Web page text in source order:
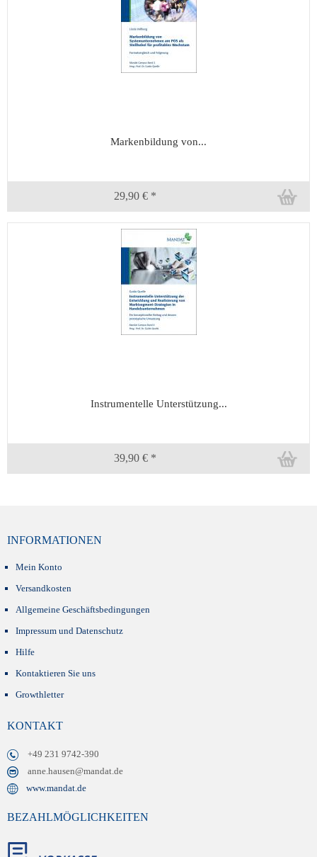
Markenbildung von...
29,90 € *
Instrumentelle Unterstützung...
39,90 € *
INFORMATIONEN
Mein Konto
Versandkosten
Allgemeine Geschäftsbedingungen
Impressum und Datenschutz
Hilfe
Kontaktieren Sie uns
Growthletter
KONTAKT
+49 231 9742-390
anne.hausen@mandat.de
www.mandat.de
BEZAHLMÖGLICHKEITEN